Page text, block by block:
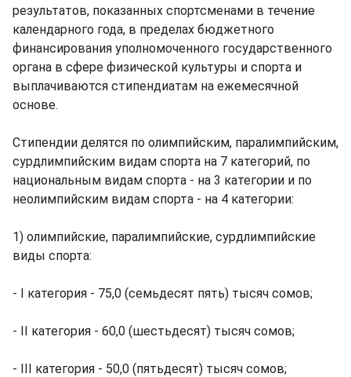
результатов, показанных спортсменами в течение
календарного года, в пределах бюджетного
финансирования уполномоченного государственного
органа в сфере физической культуры и спорта и
выплачиваются стипендиатам на ежемесячной
основе.
Стипендии делятся по олимпийским, паралимпийским,
сурдлимпийским видам спорта на 7 категорий, по
национальным видам спорта - на 3 категории и по
неолимпийским видам спорта - на 4 категории:
1) олимпийские, паралимпийские, сурдлимпийские
виды спорта:
- I категория - 75,0 (семьдесят пять) тысяч сомов;
- II категория - 60,0 (шестьдесят) тысяч сомов;
- III категория - 50,0 (пятьдесят) тысяч сомов;